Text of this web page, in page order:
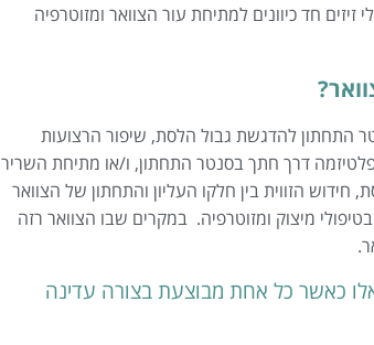
חד כיוונים למתיחת עור הצוואר ומזוטרפיה
התחתון להדגשת גבול הלסת, שיפור הרצועות
דרך חתך בסנטר התחתון, ו/או מתיחת השריר
הזווית בין חלקו העליון והתחתון של הצוואר
מיצוק ומזוטרפיה. במקרים שבו הצוואר רזה
כאשר כל אחת מבוצעת בצורה עדינה